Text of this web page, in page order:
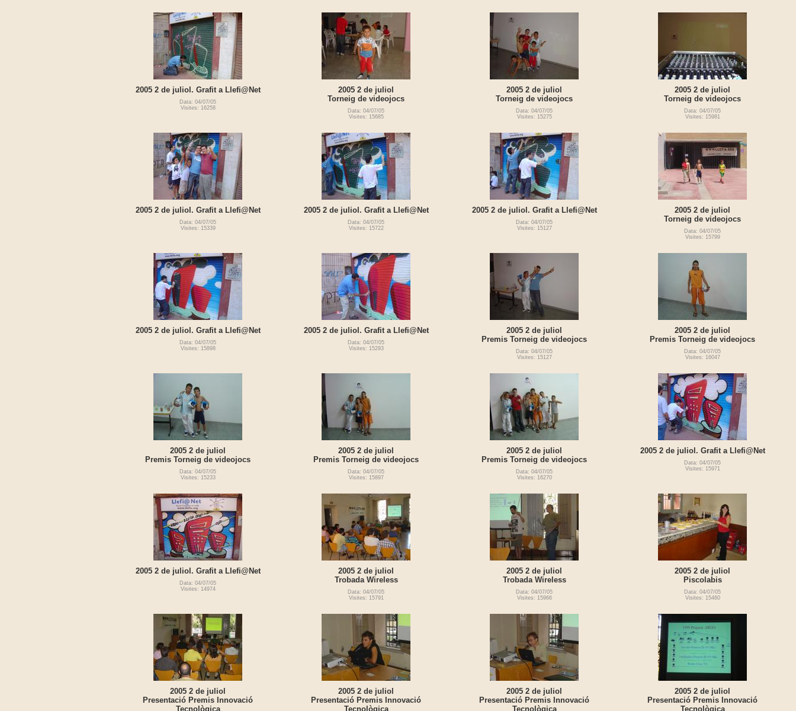
2005 2 de juliol. Grafit a Llefi@Net
Data: 04/07/05
Visites: 16258
2005 2 de juliol
Torneig de videojocs
Data: 04/07/05
Visites: 15685
2005 2 de juliol
Torneig de videojocs
Data: 04/07/05
Visites: 15275
2005 2 de juliol
Torneig de videojocs
Data: 04/07/05
Visites: 15981
2005 2 de juliol. Grafit a Llefi@Net
Data: 04/07/05
Visites: 15339
2005 2 de juliol. Grafit a Llefi@Net
Data: 04/07/05
Visites: 15722
2005 2 de juliol. Grafit a Llefi@Net
Data: 04/07/05
Visites: 15127
2005 2 de juliol
Torneig de videojocs
Data: 04/07/05
Visites: 15799
2005 2 de juliol. Grafit a Llefi@Net
Data: 04/07/05
Visites: 15898
2005 2 de juliol. Grafit a Llefi@Net
Data: 04/07/05
Visites: 15293
2005 2 de juliol
Premis Torneig de videojocs
Data: 04/07/05
Visites: 15127
2005 2 de juliol
Premis Torneig de videojocs
Data: 04/07/05
Visites: 16047
2005 2 de juliol
Premis Torneig de videojocs
Data: 04/07/05
Visites: 15233
2005 2 de juliol
Premis Torneig de videojocs
Data: 04/07/05
Visites: 15897
2005 2 de juliol
Premis Torneig de videojocs
Data: 04/07/05
Visites: 16270
2005 2 de juliol. Grafit a Llefi@Net
Data: 04/07/05
Visites: 15971
2005 2 de juliol. Grafit a Llefi@Net
Data: 04/07/05
Visites: 14974
2005 2 de juliol
Trobada Wireless
Data: 04/07/05
Visites: 15791
2005 2 de juliol
Trobada Wireless
Data: 04/07/05
Visites: 15966
2005 2 de juliol
Piscolabis
Data: 04/07/05
Visites: 15460
2005 2 de juliol
Presentació Premis Innovació
Tecnològica
2005 2 de juliol
Presentació Premis Innovació
Tecnològica
2005 2 de juliol
Presentació Premis Innovació
Tecnològica
2005 2 de juliol
Presentació Premis Innovació
Tecnològica